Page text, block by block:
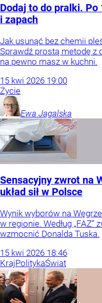
Dodaj to do pralki. Po
i zapach
Jak usunąć bez chemii
Sprawdź prostą metodę z
na pewno masz w kuchni.
15 kwi 2026 19:00
Życie
Ewa Jagalska
Sensacyjny zwrot na
układ sił w Polsce
Wynik wyborów na
w regionie. Według
wzmocnić Donalda Tuska.
15 kwi 2026 18:46
KrajPolitykaŚwiat